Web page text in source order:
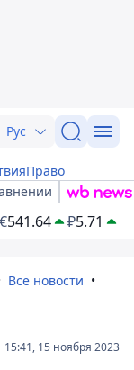
Рус
Право
€541.64 ₽5.71
Все новости
15:41, 15 ноября 2023